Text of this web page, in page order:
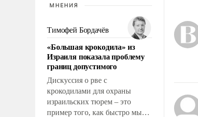
МНЕНИЯ
Тимофей Бордачёв
«Большая крокодила» из
Израиля показала проблему
границ допустимого
Дискуссия о рве с
крокодилами для охраны
израильских тюрем – это
пример того, как быстро мы